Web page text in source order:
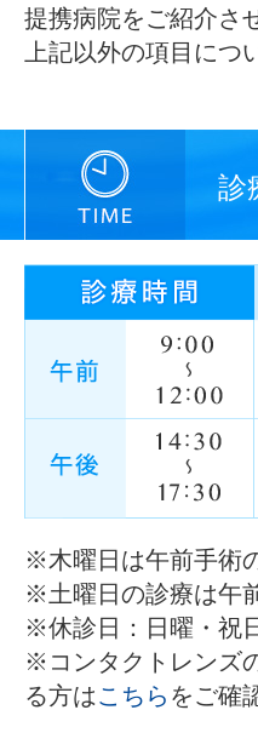
提携病院をご紹介さ
上記以外の項目に
診
※木曜日は午前手術
※土曜日の診療は午
※休診日：日曜・祝
※コンタクトレンズ
る方はこちら をご確